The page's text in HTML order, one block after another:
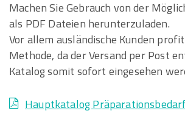
Machen Sie Gebrauch von der
als PDF Dateien herunterzuladen.
Vor allem ausländische Kunden
Methode, da der Versand per Post
Katalog somit sofort eingesehen
Hauptkatalog